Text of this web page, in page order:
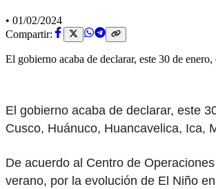
• 01/02/2024
Compartir:
El gobierno acaba de declarar, este 30 de
El gobierno acaba de declarar, este
Cusco, Huánuco, Huancavelica, Ica,
De acuerdo al Centro de
verano, por la evolución de El Niño